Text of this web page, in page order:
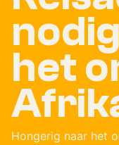
het
Hongerig naar het